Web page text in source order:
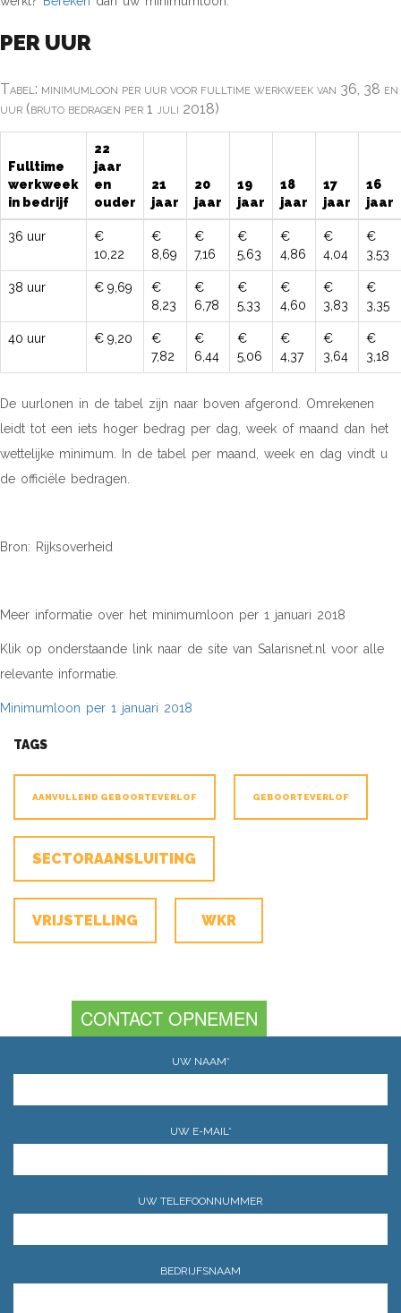
PER UUR
Fulltime
werkweek
in bedrijf
22
jaar
en
ouder
21
jaar
20
jaar
19
jaar
18
jaar
17
jaar
16
jaar
Tabel: minimumloon per uur voor fulltime werkweek van 36, 38
uur (bruto bedragen per 1 juli 2018)
36 uur
€
10,22
€
8,69
€
7,16
€
5,63
€
4,86
€
4,04
€
3,53
38 uur € 9,69
€
8,23
€
6,78
€
5,33
€
4,60
€
3,83
€
3,35
40 uur € 9,20
€
7,82
€
6,44
€
5,06
€
4,37
€
3,64
€
3,18
De uurlonen in de tabel zijn naar boven afgerond. Omrekenen
leidt tot een iets hoger bedrag per dag, week of maand dan het
wettelijke minimum. In de tabel per maand, week en dag vindt u
de officiële bedragen.
Bron: Rijksoverheid
Meer informatie over het minimumloon per 1 januari 2018
Klik op onderstaande link naar de site van Salarisnet.nl voor alle
relevante informatie.
Minimumloon per 1 januari 2018
TAGS
AANVULLEND GEBOORTEVERLOF GEBOORTEVERLOF
SECTORAANSLUITING
VRIJSTELLING WKR
CONTACT OPNEMEN
UW NAAM*
UW E-MAIL*
UW TELEFOONNUMMER
BEDRIJFSNAAM